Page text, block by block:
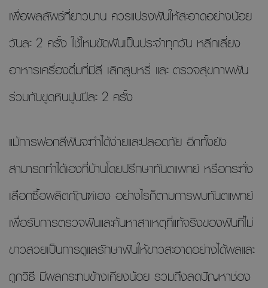
เพื่อผลลัพธ์ที่ยาวนาน ควรแปรงฟันให้สะอาดอย่างน้อย
วันละ 2 ครั้ง ใช้ไหมขัดฟันเป็นประจำทุกวัน หลีกเลี่ยง
อาหารเครื่องดื่มที่มีสี เลิกสูบหรี่ และ ตรวจสุขภาพฟัน
ร่วมกับขูดหินปูนปีละ 2 ครั้ง
แม้การฟอกสีฟันจะทำได้ง่ายและปลอดภัย อีกทั้งยัง
สามารถทำได้เองที่บ้านโดยปรึกษาทันตแพทย์ หรือกระทั่ง
เลือกซื้อผลิตภัณฑ์เอง อย่างไรก็ตามการพบทันตแพทย์
เพื่อรับการตรวจฟันและค้นหาสาเหตุที่แท้จริงของฟันที่ไม่
ขาวสวยเป็นการดูแลรักษาฟันให้ขาวสะอาดอย่างได้ผลและ
ถูกวิธี มีผลกระทบข้างเคียงน้อย รวมถึงลดปัญหาช่อง